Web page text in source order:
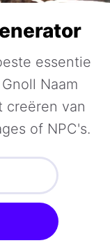
essentie
Naam
creëren van
of NPC's.